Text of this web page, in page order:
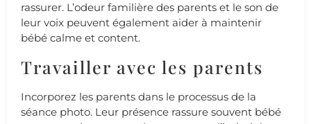
rassurer. L’odeur familière des parents et le son de
leur voix peuvent également aider à maintenir
bébé calme et content.
Travailler avec les parents
Incorporez les parents dans le processus de la
séance photo. Leur présence rassure souvent bébé